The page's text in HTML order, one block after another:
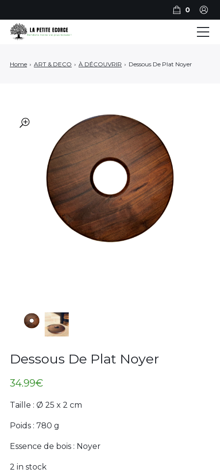
🔍
Dessous De Plat Noyer
34.99€
Taille : Ø 25 x 2 cm
Poids : 780 g
Essence de bois : Noyer
2 in stock
Home › ART & DECO › À DÉCOUVRIR › Dessous De Plat Noyer
0
ART ET DECO